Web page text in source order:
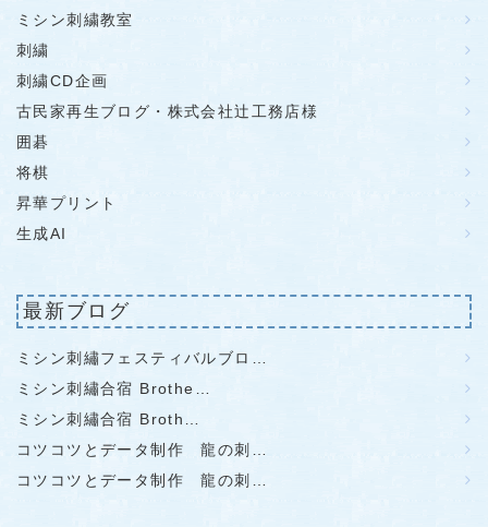
ミシン刺繍教室
刺繍
刺繍CD企画
古民家再生ブログ・株式会社辻工務店様
囲碁
将棋
昇華プリント
生成AI
最新ブログ
ミシン刺繡フェスティバルブロ…
ミシン刺繡合宿 Brothe…
ミシン刺繡合宿 Broth…
コツコツとデータ制作 龍の刺…
コツコツとデータ制作 龍の刺…